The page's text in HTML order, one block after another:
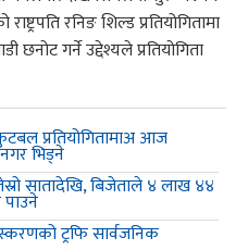
राष्ट्रपति रनिङ शिल्ड प्रतियोगितामा
छनोट गर्ने उद्देश्यले प्रतियोगिता
प्रतियोगितामाअ आज
भिड्ने
सातादेखि, बिजेताले ४ लाख ४४
ट्रफि सार्वजनिक